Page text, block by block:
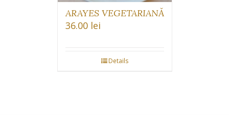
ARAYES VEGETARIANĂ
36.00 lei
Details